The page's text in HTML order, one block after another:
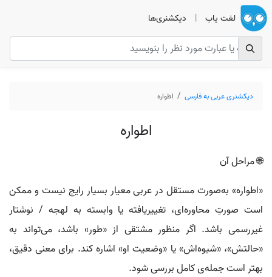
لغت یاب | دیکشنری‌ها
دیکشنری عربی به فارسی اطواره
اطواره
🌐 مراحل آن
«اطواره» به‌صورت مستقل در عربی معیار بسیار رایج نیست و ممکن
است صورتِ محاوره‌ای، تغییریافته یا وابسته به لهجه / نوشتار
غیررسمی باشد. اگر منظور مشتقی از «طور» باشد، می‌تواند به
«حالتش»، «شیوه‌اش» یا «وضعیت او» اشاره کند. برای معنی دقیق،
بهتر است جمله‌ی کامل بررسی شود.